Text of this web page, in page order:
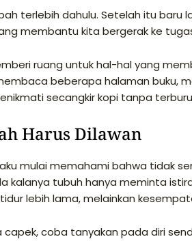
terlebih dahulu. Setelah itu baru
membantu kita bergerak ke
ruang untuk hal-hal yang
beberapa halaman buku,
secangkir kopi tanpa
Harus Dilawan
mulai memahami bahwa tidak
kalanya tubuh hanya meminta
lebih lama, melainkan
capek, coba tanyakan pada diri